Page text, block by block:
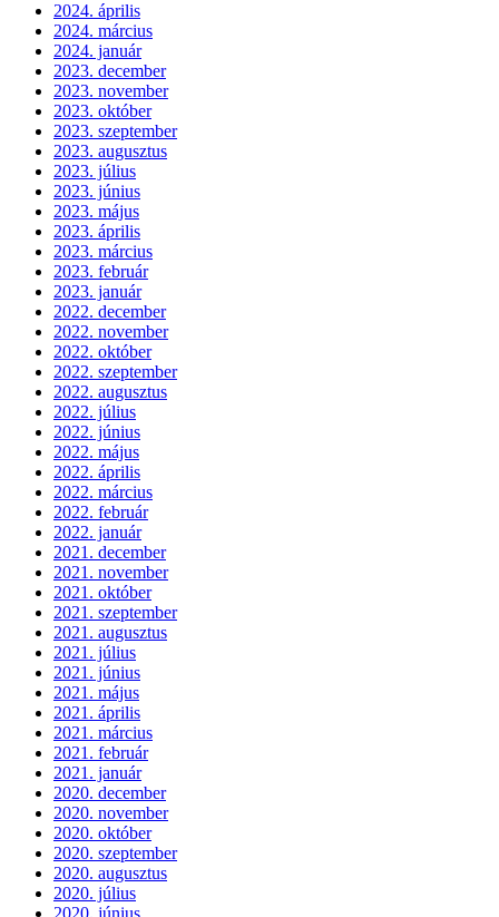
2024. április
2024. március
2024. január
2023. december
2023. november
2023. október
2023. szeptember
2023. augusztus
2023. július
2023. június
2023. május
2023. április
2023. március
2023. február
2023. január
2022. december
2022. november
2022. október
2022. szeptember
2022. augusztus
2022. július
2022. június
2022. május
2022. április
2022. március
2022. február
2022. január
2021. december
2021. november
2021. október
2021. szeptember
2021. augusztus
2021. július
2021. június
2021. május
2021. április
2021. március
2021. február
2021. január
2020. december
2020. november
2020. október
2020. szeptember
2020. augusztus
2020. július
2020. június